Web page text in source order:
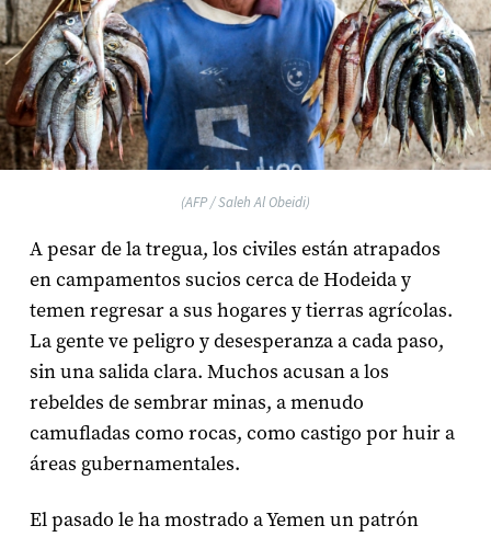
(AFP / Saleh Al Obeidi)
A pesar de la tregua, los civiles están atrapados
en campamentos sucios cerca de Hodeida y
temen regresar a sus hogares y tierras agrícolas.
La gente ve peligro y desesperanza a cada paso,
sin una salida clara. Muchos acusan a los
rebeldes de sembrar minas, a menudo
camufladas como rocas, como castigo por huir a
áreas gubernamentales.
El pasado le ha mostrado a Yemen un patrón